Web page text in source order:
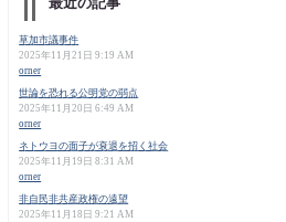
草加市議事件
2025年11月21日 9:19 AM
orner
世論を恐れる公明党の弱点
2025年11月20日 6:49 AM
orner
ネトウヨの面子が衰退を招く社会
2025年11月19日 8:31 AM
orner
非自民非共産政権の遠望
2025年11月18日 9:21 AM